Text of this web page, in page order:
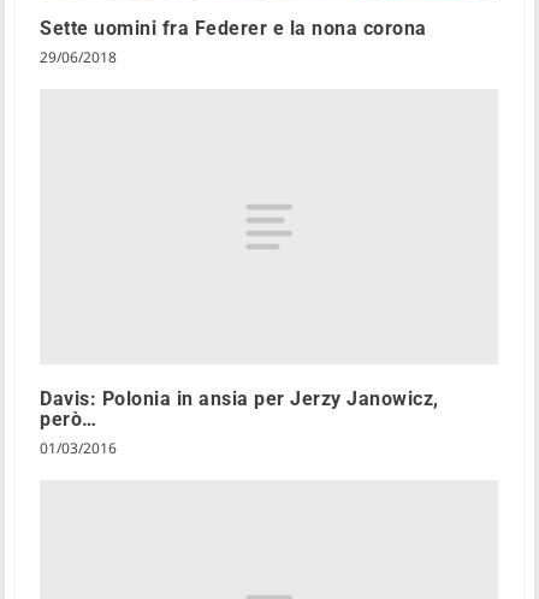
Sette uomini fra Federer e la nona corona
29/06/2018
Davis: Polonia in ansia per Jerzy Janowicz,
però…
01/03/2016